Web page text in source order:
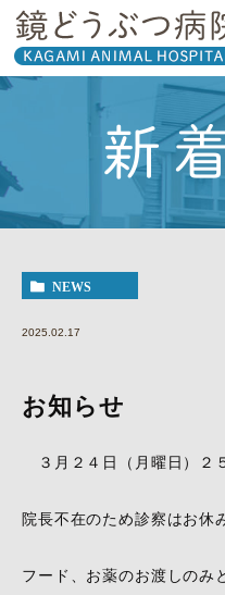
新
NEWS
2025.02.17
お知らせ
３月２４日（月曜日）２
院長不在のため診察はお休
フード、お薬のお渡しのみ